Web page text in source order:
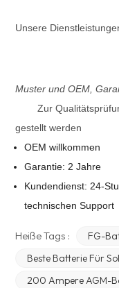
Unsere
Muster und OEM,
Zur
gestellt werden
OEM willkommen
Garantie: 2 Jahre
Kundendienst: 24-
technischen Support
Heiße Tags :
FG-
Beste Batterie Für
200 Ampere AGM-